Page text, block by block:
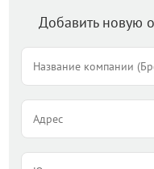
Добавить новую